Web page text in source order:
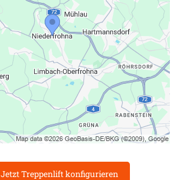
Jetzt Treppenlift konfigurieren